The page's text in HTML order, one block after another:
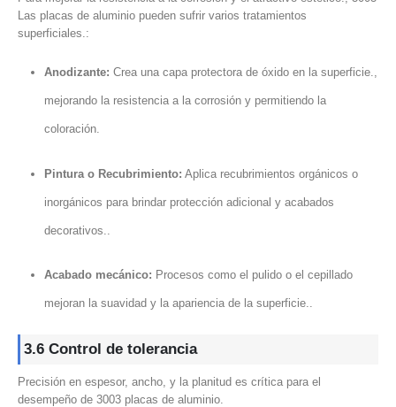
Las placas de aluminio pueden sufrir varios tratamientos
superficiales.:
Anodizante: Crea una capa protectora de óxido en la superficie.,
mejorando la resistencia a la corrosión y permitiendo la
coloración.
Pintura o Recubrimiento: Aplica recubrimientos orgánicos o
inorgánicos para brindar protección adicional y acabados
decorativos..
Acabado mecánico: Procesos como el pulido o el cepillado
mejoran la suavidad y la apariencia de la superficie..
3.6 Control de tolerancia
Precisión en espesor, ancho, y la planitud es crítica para el
desempeño de 3003 placas de aluminio.